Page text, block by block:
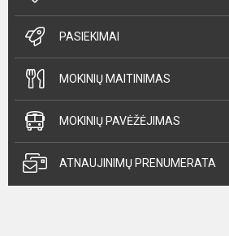
PASIEKIMAI
MOKINIŲ MAITINIMAS
MOKINIŲ PAVĖŽĖJIMAS
ATNAUJINIMŲ PRENUMERATA